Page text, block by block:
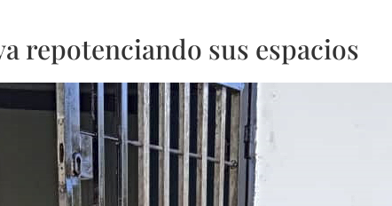
repotenciando sus espacios